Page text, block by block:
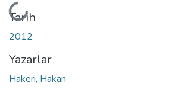
Yükleniyor...
Tarih
2012
Yazarlar
Hakeri, Hakan